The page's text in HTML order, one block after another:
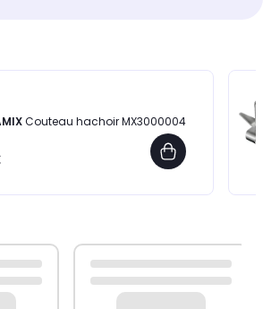
Couteau hachoir MX3000004